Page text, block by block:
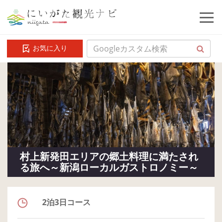
お気に入り
村上新発田エリアの郷土料理に満たされ
る旅へ～新潟ローカルガストロノミー～
2泊3日コース